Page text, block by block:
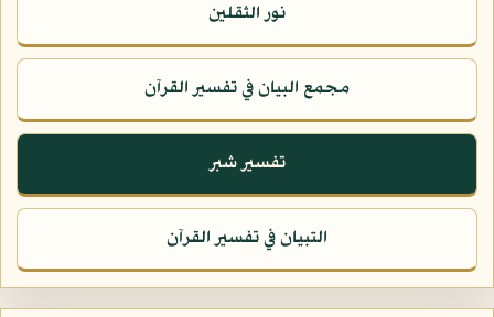
نور الثقلين
مجمع البيان في تفسير القرآن
تفسير شبر
التبيان في تفسير القرآن